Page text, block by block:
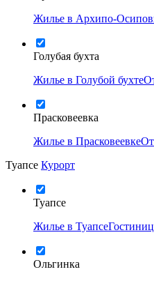
Жилье в Архипо-
Голубая бухта
Жилье в Голубой бухте
Прасковеевка
Жилье в Прасковеевке
Туапсе Курорт
Туапсе
Жилье в Туапсе
Ольгинка